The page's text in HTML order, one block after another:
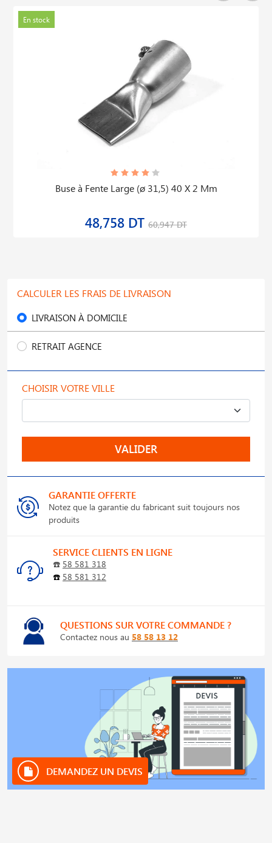
En stock
Buse à Fente Large (ø 31,5) 40 X 2 Mm
48,758 DT 60,947 DT
CALCULER LES FRAIS DE LIVRAISON
LIVRAISON À DOMICILE
RETRAIT AGENCE
CHOISIR VOTRE VILLE
VALIDER
GARANTIE OFFERTE
Notez que la garantie du fabricant suit toujours nos
produits
SERVICE CLIENTS EN LIGNE
☎️ 58 581 318
☎️ 58 581 312
QUESTIONS SUR VOTRE COMMANDE ?
Contactez nous au 58 58 13 12
DEMANDEZ UN DEVIS